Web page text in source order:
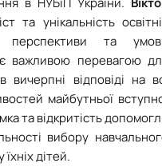
та унікальність
перспективи та
важливою перевагою
відповіді на
майбутньої
та відкритість
вибору
дітей.